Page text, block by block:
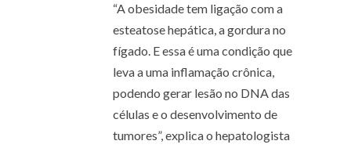
“A obesidade tem ligação com a
esteatose hepática, a gordura no
fígado. E essa é uma condição que
leva a uma inflamação crônica,
podendo gerar lesão no DNA das
células e o desenvolvimento de
tumores”, explica o hepatologista